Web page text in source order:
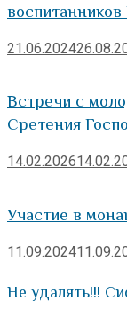
21.06.2024
Встречи с
Сретения
14.02.2026
Участие в
11.09.2024
Не удалять!!!